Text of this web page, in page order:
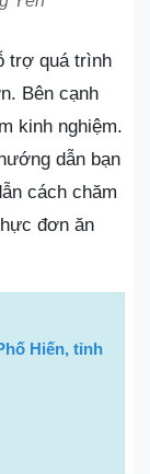
trợ quá trình
Bên cạnh
kinh nghiệm.
dẫn bạn
cách chăm
đơn ăn
Hiến, tỉnh